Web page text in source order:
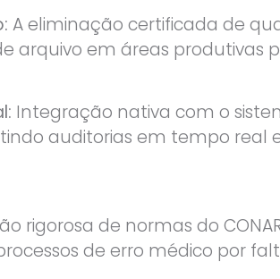
A eliminação certificada de
arquivo em áreas produtivas
Integração nativa com o
auditorias em tempo real
rigorosa de normas do
de erro médico por